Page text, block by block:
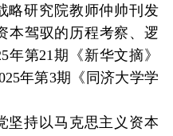
略研究院教师仲帅刊发
本驾驭的历程考察、逻
第21期《新华文摘》
年第3期《同济大学学
坚持以马克思主义资本